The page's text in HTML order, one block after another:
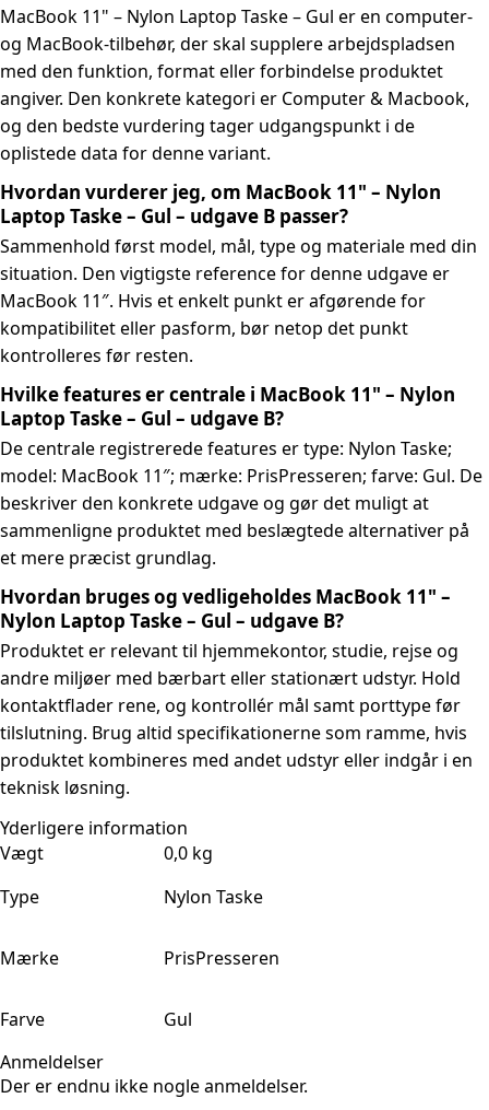
MacBook 11" – Nylon Laptop Taske – Gul er en computer-
og MacBook-tilbehør, der skal supplere arbejdspladsen
med den funktion, format eller forbindelse produktet
angiver. Den konkrete kategori er Computer & Macbook,
og den bedste vurdering tager udgangspunkt i de
oplistede data for denne variant.
Hvordan vurderer jeg, om MacBook 11" – Nylon
Laptop Taske – Gul – udgave B passer?
Sammenhold først model, mål, type og materiale med din
situation. Den vigtigste reference for denne udgave er
MacBook 11″. Hvis et enkelt punkt er afgørende for
kompatibilitet eller pasform, bør netop det punkt
kontrolleres før resten.
Hvilke features er centrale i MacBook 11" – Nylon
Laptop Taske – Gul – udgave B?
De centrale registrerede features er type: Nylon Taske;
model: MacBook 11″; mærke: PrisPresseren; farve: Gul. De
beskriver den konkrete udgave og gør det muligt at
sammenligne produktet med beslægtede alternativer på
et mere præcist grundlag.
Hvordan bruges og vedligeholdes MacBook 11" –
Nylon Laptop Taske – Gul – udgave B?
Produktet er relevant til hjemmekontor, studie, rejse og
andre miljøer med bærbart eller stationært udstyr. Hold
kontaktflader rene, og kontrollér mål samt porttype før
tilslutning. Brug altid specifikationerne som ramme, hvis
produktet kombineres med andet udstyr eller indgår i en
teknisk løsning.
Yderligere information
Vægt
0,0 kg
Type
Nylon Taske
Mærke PrisPresseren
Farve
Gul
Anmeldelser
Der er endnu ikke nogle anmeldelser.